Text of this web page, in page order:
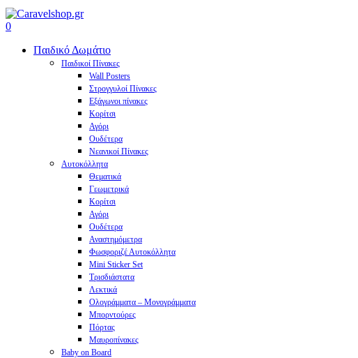
Menu
search
account
0
Παιδικό Δωμάτιο
Παιδικοί Πίνακες
Wall Posters
Στρογγυλοί Πίνακες
Εξάγωνοι πίνακες
Κορίτσι
Αγόρι
Ουδέτερα
Νεανικοί Πίνακες
Αυτοκόλλητα
Θεματικά
Γεωμετρικά
Κορίτσι
Αγόρι
Ουδέτερα
Αναστημόμετρα
Φωσφοριζέ Αυτοκόλλητα
Mini Sticker Set
Tρισδιάστατα
Λεκτικά
Ολογράμματα – Μονογράμματα
Μπορντούρες
Πόρτας
Μαυροπίνακες
Baby on Board